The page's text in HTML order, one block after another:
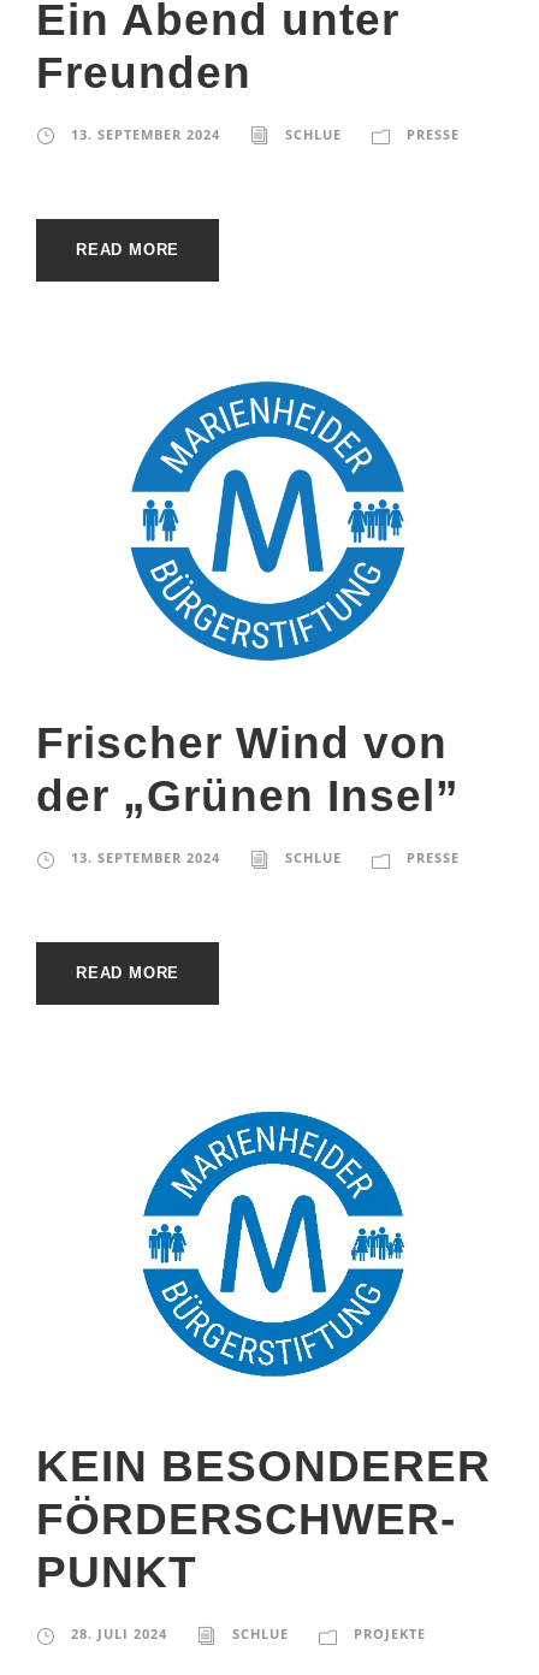
Ein Abend unter
Freunden
13. SEPTEMBER 2024 SCHLUE PRESSE
READ MORE
Frischer Wind von
der „Grünen Insel”
13. SEPTEMBER 2024 SCHLUE PRESSE
READ MORE
KEIN BESONDERER
FÖRDERSCHWER­
PUNKT
28. JULI 2024 SCHLUE PROJEKTE